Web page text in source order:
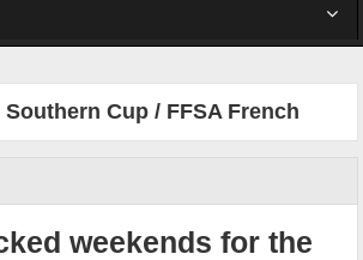
Southern Cup / FFSA French
weekends for the